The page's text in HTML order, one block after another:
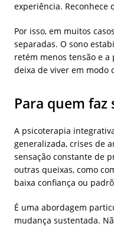
experiência. Reconhece
Por isso, em muitos
separadas. O sono
retém menos tensão e
deixa de viver em modo
Para quem
A psicoterapia
generalizada, crises de
sensação constante de
outras queixas, como
baixa confiança ou
É uma abordagem
mudança sustentada.